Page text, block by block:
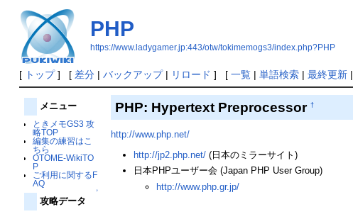
PHP
https://www.ladygamer.jp:443/otw/tokimemogs3/index.php?PHP
[ トップ] [ 差分| バックアップ| リロード ] [ 一覧| 単語検索| 最終更新|
メニュー
ときメモGS3 攻
略TOP
編集の練習はこ
ちら
OTOME-WikiTO
P
ご利用に関するF
AQ
↑
攻略データ
PHP: Hypertext Preprocessor†
http://www.php.net/
http://jp2.php.net/ (日本のミラーサイト)
日本PHPユーザー会 (Japan PHP User Group)
http://www.php.gr.jp/